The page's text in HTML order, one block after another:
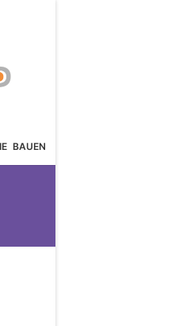
BAUEN